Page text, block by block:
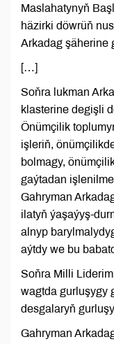
Maslahatynyň
häzirki döwrüň
Arkadag şäherine
[…]
Soňra lukman
klasterine degişli
Önümçilik
işleriň,
bolmagy,
gaýtadan
Gahryman
ilatyň ýaşaýyş-
alnyp
aýtdy we bu
Soňra Milli
wagtda gurluşygy
desgalaryň
Gahryman